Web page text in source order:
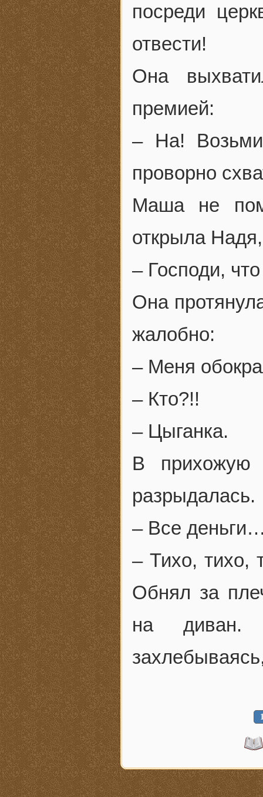
посреди
отвести!
Она
премией:
– На!
проворно
Маша не
открыла
– Господи,
Она
жалобно:
– Меня
– Кто?!!
– Цыганка.
В прихожую
разрыдалась.
– Все
– Тихо, тихо,
Обнял за
на диван.